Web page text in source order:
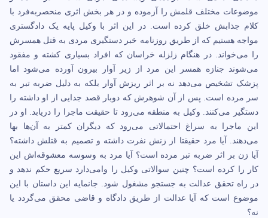
موضوعات مختلف قلمش را آزموده و در هر بخش اثری منحصر‌به‌فرد با
کلام جذابش خلق کرده است. در این اثر با وکیل پایه یک دادگستری
مواجه هستیم که از طریق روزنامه خبر دستگیری مردی به قتل همسرش
را می‌خواند. در هنگام زلزله خراسان که افراد بسیاری کشته و مفقود
می‌شوند جنازه همسر این مرد از زیر آوار بیرون آورده می‌شود اما
پزشک تشخیص می‌دهد نه بر اثر ریزش آوار بلکه به دلیل ضربه تبر به
سر مرده است. پس از آن شوهرش که دوبار قصد جدایی از او داشته را
دستگیر می‌کنند. وکیل به منطقه می‌رود تا حقیقت ماجرا را دریابد. او در
این ماجرا به سراغ احتمالاتی می‌رود که دیگران کمتر به آن‌ها بها
می‌دهند. آیا مرد حقیقتا از زنش نفرت داشته و تصمیم به قتلش داشته؟
آیا زن بر اثر ضربه تبر مرده است؟ آیا مرد به وسوسه معشوقه‌اش این
کار را کرده است؟ چنین سوالاتی وکیل را وامی‌دارد سریع حکم ندهد و
در راه تحقق عدالت به جستجو مشغول شود. جانمایه این داستان با این
موضوع است که آیا عدالت از طریق دادگاه و قاضی محقق می‌گردد یا
نه؟